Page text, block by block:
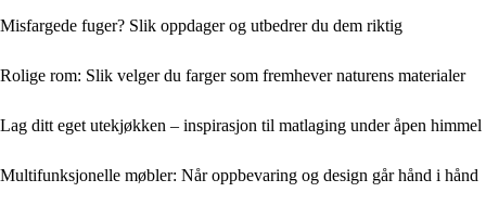
Misfargede fuger? Slik oppdager og utbedrer du dem riktig
Rolige rom: Slik velger du farger som fremhever naturens materialer
Lag ditt eget utekjøkken – inspirasjon til matlaging under åpen himmel
Multifunksjonelle møbler: Når oppbevaring og design går hånd i hånd